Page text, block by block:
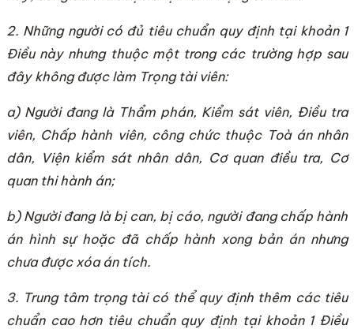
2. Những người có đủ tiêu chuẩn quy định tại khoản 1
Điều này nhưng thuộc một trong các trường hợp sau
đây không được làm Trọng tài viên:
a) Người đang là Thẩm phán, Kiểm sát viên, Điều tra
viên, Chấp hành viên, công chức thuộc Toà án nhân
dân, Viện kiểm sát nhân dân, Cơ quan điều tra, Cơ
quan thi hành án;
b) Người đang là bị can, bị cáo, người đang chấp hành
án hình sự hoặc đã chấp hành xong bản án nhưng
chưa được xóa án tích.
3. Trung tâm trọng tài có thể quy định thêm các tiêu
chuẩn cao hơn tiêu chuẩn quy định tại khoản 1 Điều